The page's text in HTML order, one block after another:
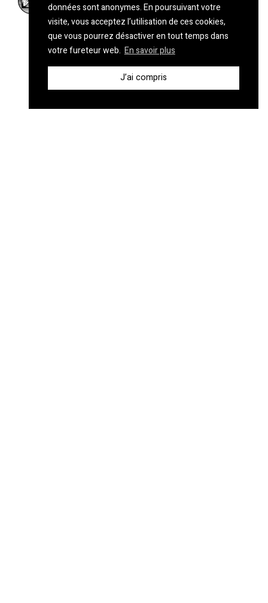
données sont anonymes. En poursuivant votre
visite, vous acceptez l’utilisation de ces cookies,
que vous pourrez désactiver en tout temps dans
votre fureteur web. En savoir plus
J’ai compris